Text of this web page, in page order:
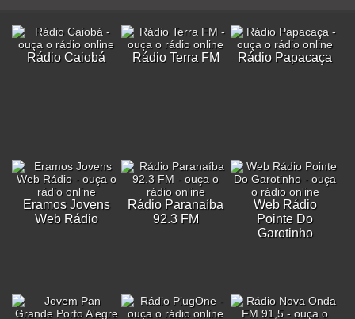
Rádio Caiobá Rádio Terra FM Rádio Papacaça
Eramos Jovens
Web Rádio
Rádio Paranaíba
92.3 FM
Web Rádio
Pointe Do
Garotinho